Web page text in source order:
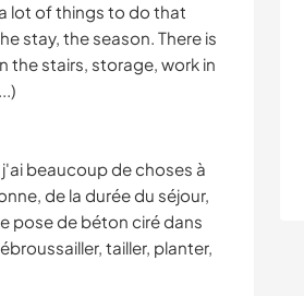
lot of things to do that
stay, the season. There is
the stairs, storage, work in
beaucoup de choses à
de la durée du séjour,
pose de béton ciré dans
tailler, planter,